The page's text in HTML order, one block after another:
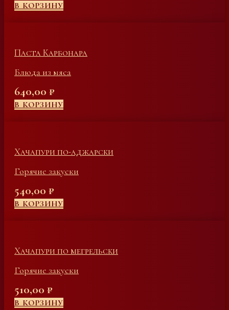
В КОРЗИНУ
Паста Карбонара
Блюда из мяса
640,00 ₽
В КОРЗИНУ
Хачапури по-аджарски
Горячие закуски
540,00 ₽
В КОРЗИНУ
Хачапури по мегрельски
Горячие закуски
510,00 ₽
В КОРЗИНУ